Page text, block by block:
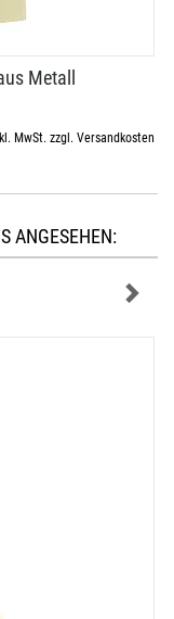
Metall
MwSt. zzgl. Versandkosten
ANGESEHEN: